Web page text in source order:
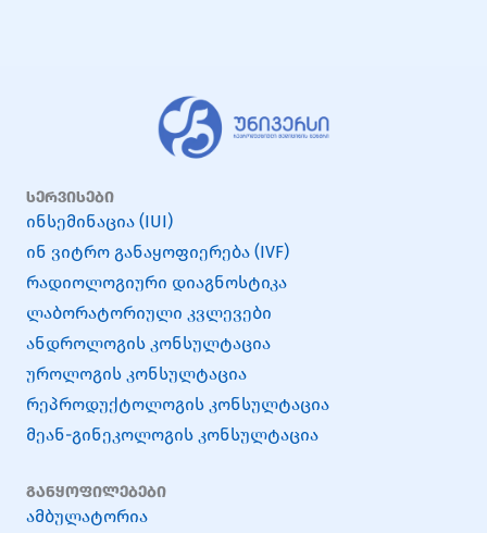
სერვისები
ინსემინაცია (IUI)
ინ ვიტრო განაყოფიერება (IVF)
რადიოლოგიური დიაგნოსტიკა
ლაბორატორიული კვლევები
ანდროლოგის კონსულტაცია
უროლოგის კონსულტაცია
რეპროდუქტოლოგის კონსულტაცია
მეან-გინეკოლოგის კონსულტაცია
განყოფილებები
ამბულატორია